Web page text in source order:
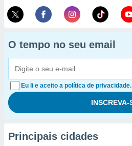
O tempo no seu email
Eu li e aceito a política de privacidade.
Principais cidades